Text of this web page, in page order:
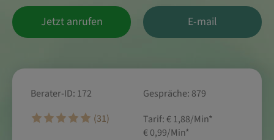
Jetzt anrufen E-mail
Berater-ID: 172
Gespräche: 879
(31)
Tarif: € 1,88/Min*
€ 0,99/Min*